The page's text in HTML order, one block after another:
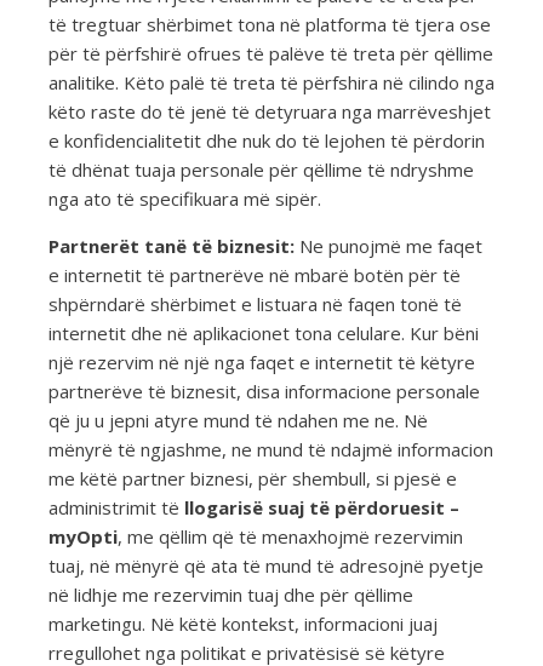
të tregtuar shërbimet tona në platforma të tjera ose
për të përfshirë ofrues të palëve të treta për qëllime
analitike. Këto palë të treta të përfshira në cilindo nga
këto raste do të jenë të detyruara nga marrëveshjet
e konfidencialitetit dhe nuk do të lejohen të përdorin
të dhënat tuaja personale për qëllime të ndryshme
nga ato të specifikuara më sipër.
Partnerët tanë të biznesit:Ne punojmë me faqet
e internetit të partnerëve në mbarë botën për të
shpërndarë shërbimet e listuara në faqen tonë të
internetit dhe në aplikacionet tona celulare. Kur bëni
një rezervim në një nga faqet e internetit të këtyre
partnerëve të biznesit, disa informacione personale
që ju u jepni atyre mund të ndahen me ne. Në
mënyrë të ngjashme, ne mund të ndajmë informacion
me këtë partner biznesi, për shembull, si pjesë e
administrimit të llogarisë suaj të përdoruesit –
myOpti, me qëllim që të menaxhojmë rezervimin
tuaj, në mënyrë që ata të mund të adresojnë pyetje
në lidhje me rezervimin tuaj dhe për qëllime
marketingu. Në këtë kontekst, informacioni juaj
rregullohet nga politikat e privatësisë së këtyre